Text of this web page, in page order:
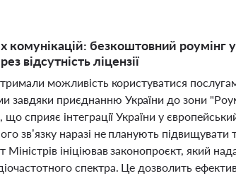
комунікацій: безкоштовний роумінг
відсутність ліцензії
можливість користуватися
приєднанню України до зони
сприяє інтеграції України у
зв’язку наразі не планують
ініціював законопроєкт, який
спектра. Це дозволить